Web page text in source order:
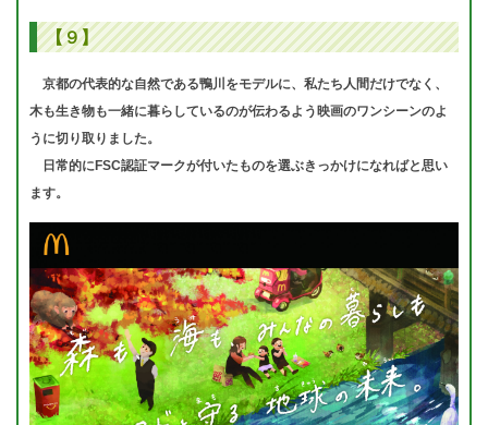
【９】
京都の代表的な自然である鴨川をモデルに、私たち人間だけでなく、
木も生き物も一緒に暮らしているのが伝わるよう映画のワンシーンのよ
うに切り取りました。
日常的にFSC認証マークが付いたものを選ぶきっかけになればと思い
ます。